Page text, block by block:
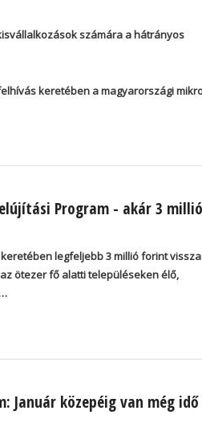
számára a hátrányos
keretében a magyarországi
Program - akár 3 millió
legfeljebb 3 millió forint
ötezer fő alatti településeken élő,
Január közepéig van még idő